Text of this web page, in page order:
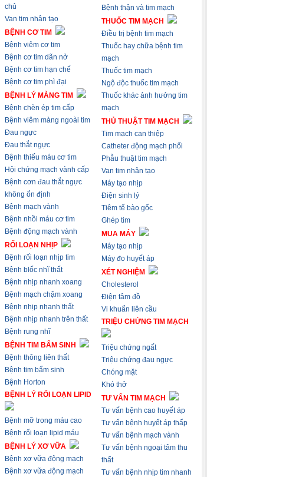
chủ
Van tim nhân tạo
BỆNH CƠ TIM
Bệnh viêm cơ tim
Bệnh cơ tim dãn nở
Bệnh cơ tim hạn chế
Bệnh cơ tim phì đại
BỆNH LÝ MÀNG TIM
Bệnh chèn ép tim cấp
Bệnh viêm màng ngoài tim
Đau ngực
Đau thắt ngực
Bệnh thiếu máu cơ tim
Hội chứng mạch vành cấp
Bệnh cơn đau thắt ngực
không ổn định
Bệnh mạch vành
Bệnh nhồi máu cơ tim
Bệnh động mạch vành
RỐI LOẠN NHỊP
Bệnh rối loạn nhịp tim
Bệnh blốc nhĩ thất
Bệnh nhịp nhanh xoang
Bệnh mạch chậm xoang
Bệnh nhịp nhanh thất
Bệnh nhịp nhanh trên thất
Bệnh rung nhĩ
BỆNH TIM BẨM SINH
Bệnh thông liên thất
Bệnh tim bẩm sinh
Bệnh Horton
BỆNH LÝ RỐI LOẠN LIPID
Bệnh mỡ trong máu cao
Bệnh rối loạn lipid máu
BỆNH LÝ XƠ VỮA
Bệnh xơ vữa động mạch
Bệnh xơ vữa động mạch
Bệnh thận và tim mạch
THUỐC TIM MẠCH
Điều trị bệnh tim mạch
Thuốc hay chữa bệnh tim
mạch
Thuốc tim mạch
Ngộ độc thuốc tim mạch
Thuốc khác ảnh hưởng tim
mạch
THỦ THUẬT TIM MẠCH
Tim mạch can thiệp
Catheter động mạch phổi
Phẫu thuật tim mạch
Van tim nhân tạo
Máy tạo nhịp
Điện sinh lý
Tiêm tế bào gốc
Ghép tim
MUA MÁY
Máy tạo nhịp
Máy đo huyết áp
XÉT NGHIỆM
Cholesterol
Điện tâm đồ
Vi khuẩn liên cầu
TRIỆU CHỨNG TIM MẠCH
Triệu chứng ngất
Triệu chứng đau ngực
Chóng mặt
Khó thở
TƯ VẤN TIM MẠCH
Tư vấn bệnh cao huyết áp
Tư vấn bệnh huyết áp thấp
Tư vấn bệnh mạch vành
Tư vấn bệnh ngoại tâm thu
thất
Tư vấn bệnh nhịp tim nhanh